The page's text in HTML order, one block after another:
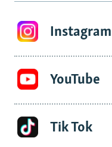
Instagram
YouTube
Tik Tok